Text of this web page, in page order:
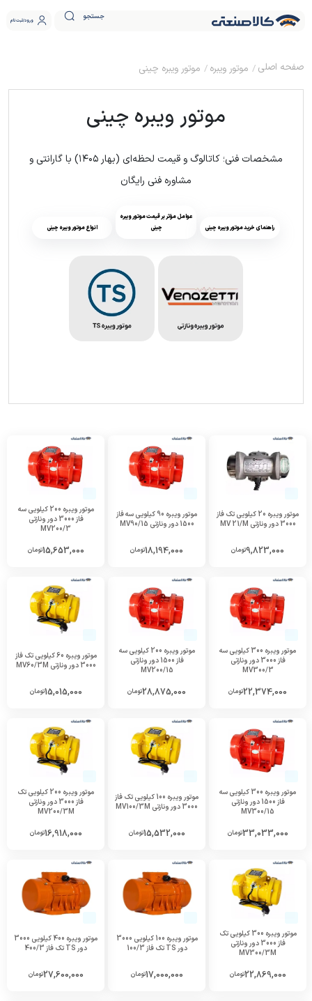
جستجو ورود ثبت نام
موتور ویبره موتور ویبره چینی
موتور ویبره چینی
مشخصات فنی؛ کاتالوگ و قیمت لحظه‌ای (بهار ۱۴۰۵) با گارانتی و
مشاوره فنی رایگان
راهنمای خرید موتور ویبره چینی
عوامل مؤثر بر قیمت موتور ویبره
چینی
انواع موتور ویبره چینی
موتور ویبره 20 کیلویی تک فاز
3000 دور ونازتی MV 21/M
9,823,000تومان
موتور ویبره 90 کیلویی سه فاز
1500 دور ونازتی MV90/15
18,194,000تومان
موتور ویبره 200 کیلویی سه
فاز 3000 دور ونازتی
MV200/3
15,653,000تومان
موتور ویبره 300 کیلویی سه
فاز 3000 دور ونازتی
MV300/3
22,374,000تومان
موتور ویبره 200 کیلویی سه
فاز 1500 دور ونازتی
MV200/15
28,875,000تومان
موتور ویبره 60 کیلویی تک فاز
3000 دور ونازتی MV60/3M
15,015,000تومان
موتور ویبره 300 کیلویی سه
فاز 1500 دور ونازتی
MV300/15
33,033,000تومان
موتور ویبره 100 کیلویی تک فاز
3000 دور ونازتی MV100/3M
15,532,000تومان
موتور ویبره 200 کیلویی تک
فاز 3000 دور ونازتی
MV200/3M
16,918,000تومان
موتور ویبره 300 کیلویی تک
فاز 3000 دور ونازتی
MV300/3M
22,869,000تومان
موتور ویبره 100 کیلویی 3000
دور TS تک فاز 100/3
17,000,000تومان
موتور ویبره 400 کیلویی 3000
دور TS تک فاز 400/3
27,600,000تومان